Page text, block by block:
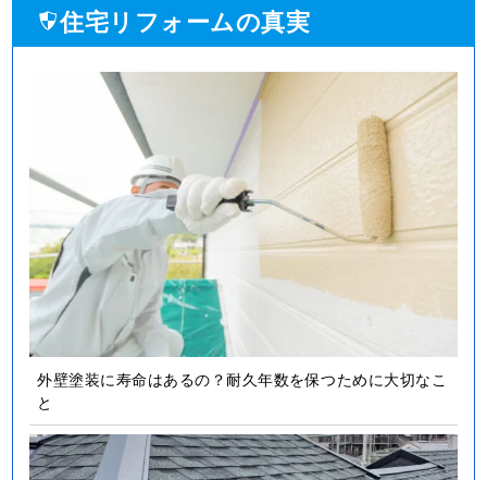
住宅リフォームの真実
外壁塗装に寿命はあるの？耐久年数を保つために大切なこ
と